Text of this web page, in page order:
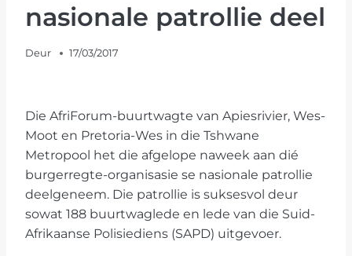
nasionale patrollie deel
Deur 17/03/2017
Die AfriForum-buurtwagte van Apiesrivier, Wes-
Moot en Pretoria-Wes in die Tshwane
Metropool het die afgelope naweek aan dié
burgerregte-organisasie se nasionale patrollie
deelgeneem. Die patrollie is suksesvol deur
sowat 188 buurtwaglede en lede van die Suid-
Afrikaanse Polisiediens (SAPD) uitgevoer.